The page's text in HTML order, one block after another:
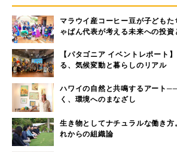
マラウイ産コーヒー豆が子ども
ゃぱん代表が考える未来への投資
【パタゴニア イベントレポート
る、気候変動と暮らしのリアル
ハワイの自然と共鳴するアート
く、環境へのまなざし
生き物としてナチュラルな働き方
れからの組織論